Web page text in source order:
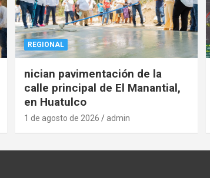
REGIONAL
nician pavimentación de la
calle principal de El Manantial,
en Huatulco
1 de agosto de 2026 admin